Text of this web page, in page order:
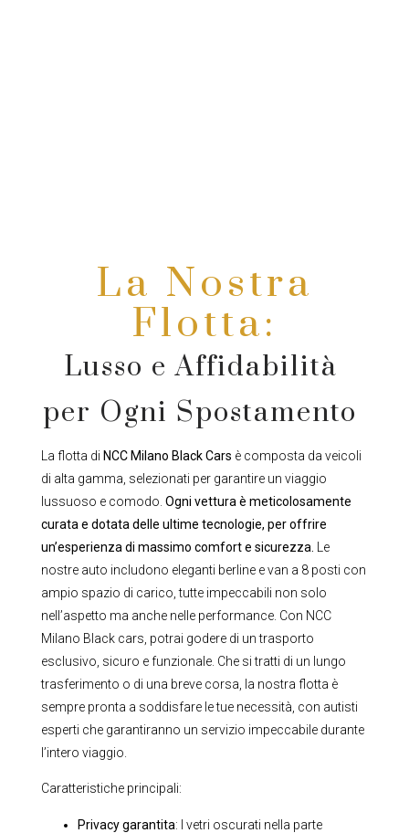
La Nostra
Flotta:
Lusso e Affidabilità
per Ogni Spostamento
La flotta di NCC Milano Black Cars è composta da veicoli
di alta gamma, selezionati per garantire un viaggio
lussuoso e comodo. Ogni vettura è meticolosamente
curata e dotata delle ultime tecnologie, per offrire
un’esperienza di massimo comfort e sicurezza.
Le
nostre auto includono eleganti berline e van a 8 posti con
ampio spazio di carico, tutte impeccabili non solo
nell’aspetto ma anche nelle performance. Con NCC
Milano Black cars, potrai godere di un trasporto
esclusivo, sicuro e funzionale. Che si tratti di un lungo
trasferimento o di una breve corsa, la nostra flotta è
sempre pronta a soddisfare le tue necessità, con autisti
esperti che garantiranno un servizio impeccabile durante
l’intero viaggio.
Caratteristiche principali:
Privacy garantita: I vetri oscurati nella parte